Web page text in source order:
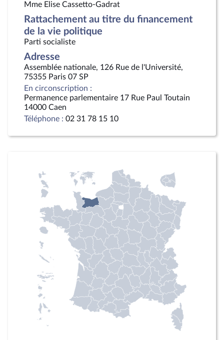
Mme Elise Cassetto-Gadrat
Rattachement au titre du financement
de la vie politique
Parti socialiste
Adresse
Assemblée nationale, 126 Rue de l'Université,
75355 Paris 07 SP
En circonscription :
Permanence parlementaire 17 Rue Paul Toutain
14000 Caen
Téléphone : 02 31 78 15 10